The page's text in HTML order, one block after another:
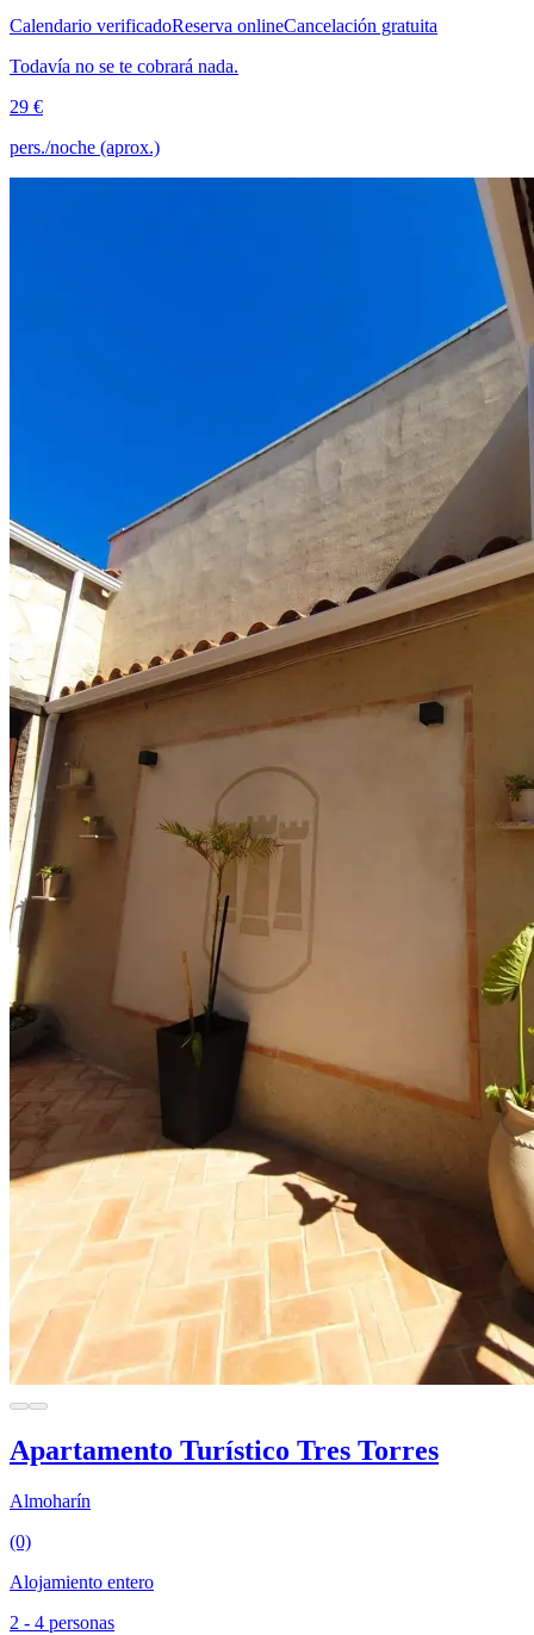
Calendario verificadoReserva onlineCancelación gratuita
Todavía no se te cobrará nada.
29 €
pers./noche (aprox.)
Apartamento Turístico Tres Torres
Almoharín
(0)
Alojamiento entero
2 - 4 personas